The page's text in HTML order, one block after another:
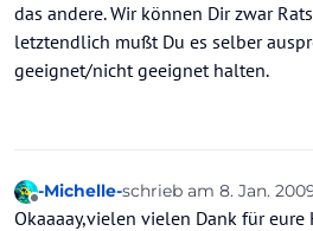
das andere. Wir können Dir zwar
letztendlich mußt Du es selber
geeignet/nicht geeignet halten.
Offline
-Michelle-schrieb am 8. Jan.
zuletzt editiert von
Okaaaay,vielen vielen Dank für eure